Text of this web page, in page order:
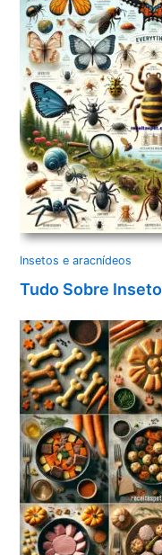
Insetos e aracnídeos
Tudo Sobre